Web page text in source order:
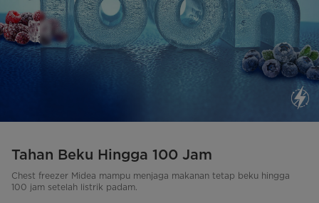
Tahan Beku Hingga 100 Jam
Chest freezer Midea mampu menjaga makanan tetap beku hingga
100 jam setelah listrik padam.